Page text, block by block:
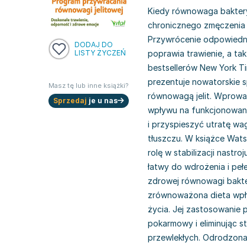
DODAJ DO
LISTY ŻYCZEŃ
Masz tę lub inne książki?
Sprzedaj je u nas
Kiedy równowaga
chronicznego
Przywrócenie
poprawia trawienie, a
bestsellerów New York
prezentuje nowatorskie
równowagą jelit.
wpływu na
i przyspieszyć utratę
tłuszczu. W książce
rolę w stabilizacji
łatwy do wdrożenia i
zdrowej równowagi
zrównoważona dieta
życia. Jej zastosowanie
pokarmowy i eliminując
przewlekłych.